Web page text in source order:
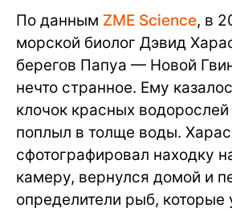
По данным ZME Science, в
морской биолог Дэвид
берегов Папуа — Новой
нечто странное. Ему
клочок красных
поплыл в толще воды.
сфотографировал находку
камеру, вернулся домой и
определители рыб, которые